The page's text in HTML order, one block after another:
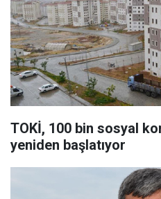
TOKİ, 100 bin sosyal
yeniden başlatıyor